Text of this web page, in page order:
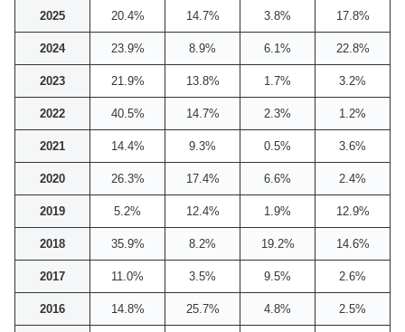
2025 20.4% 14.7% 3.8% 17.8%
2024 23.9% 8.9% 6.1% 22.8%
2023 21.9% 13.8% 1.7% 3.2%
2022 40.5% 14.7% 2.3% 1.2%
2021 14.4% 9.3% 0.5% 3.6%
2020 26.3% 17.4% 6.6% 2.4%
2019 5.2% 12.4% 1.9% 12.9%
2018 35.9% 8.2% 19.2% 14.6%
2017 11.0% 3.5% 9.5% 2.6%
2016 14.8% 25.7% 4.8% 2.5%